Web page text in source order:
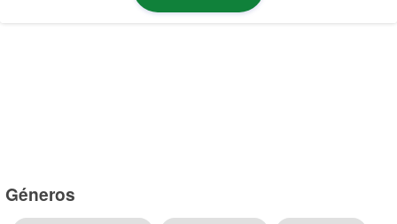
Géneros